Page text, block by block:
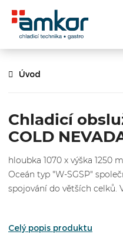
Úvod
Chladicí
COLD
hloubka 1070 x výška 1250
Oceán typ "W-SGSP"
spojování do větších celků.
Celý popis produktu